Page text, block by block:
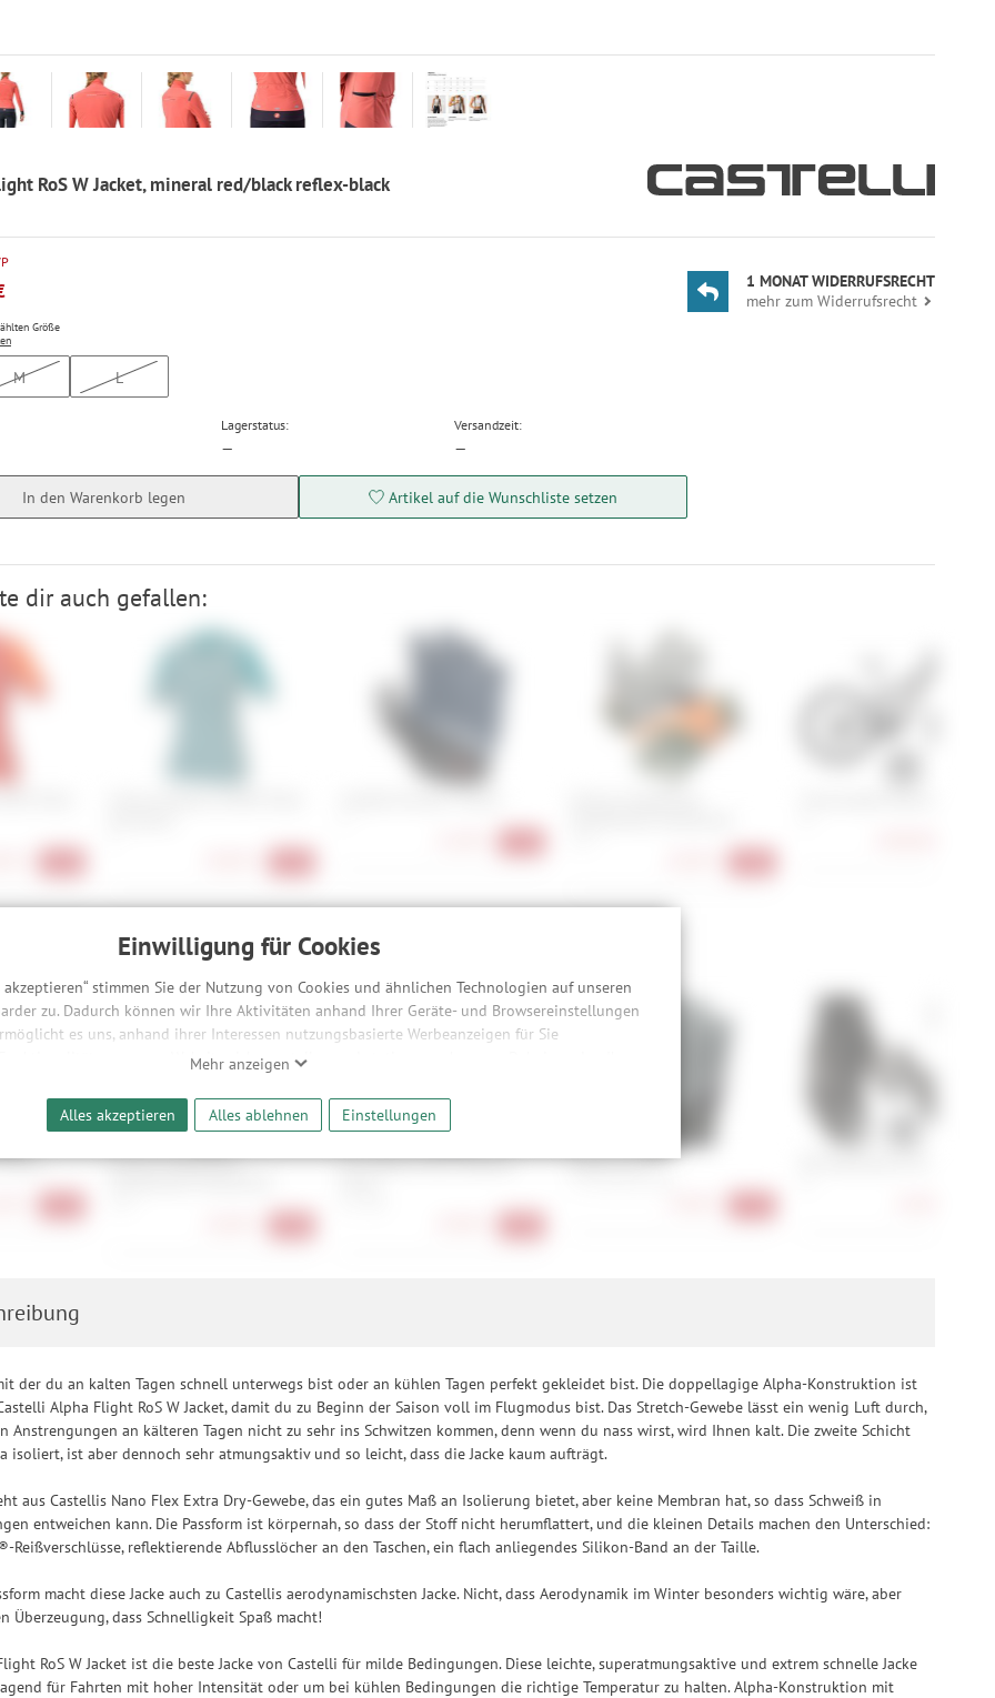
Einwilligung für Cookies
stimmen Sie der Nutzung von Cookies und ähnlichen Technologien auf unseren
zu. Dadurch können wir Ihre Aktivitäten anhand Ihrer Geräte- und Browsereinstellungen
es uns, anhand ihrer Interessen nutzungsbasierte Werbeanzeigen für Sie
unserer Website sicherzustellen und stetig zu verbessern. Dabei werden Ihre
und Werbepartner weitergegeben. Die Verarbeitung erfolgt ausschließlich zum Zwecke
Inhalten und der Durchführung von statistischer Analyse, Reichweitenmessungen,
und nutzungsbasierter Werbung. Informationen zu den einzelnen Funktionen, den
nicht erforderlich und gilt, bis sie widerrufen wird. Sie können Ihre Einwilligung unter
für bestimmte Drittanbieter erteilen und jederzeit für die Zukunft widerrufen.
Mehr anzeigen
Alles akzeptieren Alles ablehnen Einstellungen
RoS W Jacket, mineral red/black reflex-black
Größe
M L
Lagerstatus:
—
Versandzeit:
—
In den Warenkorb legen Artikel auf die Wunschliste setzen
1 MONAT WIDERRUFSRECHT
mehr zum Widerrufsrecht
dir auch gefallen:
Handschuhe passend zur Jacke:
Endura SingleTrack
Fox Defend Wind Offroad
Roeckl Icon 2
der du an kalten Tagen schnell unterwegs bist oder an kühlen Tagen perfekt gekleidet bist. Die doppellagige Alpha-Konstruktion ist
Alpha Flight RoS W Jacket, damit du zu Beginn der Saison voll im Flugmodus bist. Das Stretch-Gewebe lässt ein wenig Luft durch,
Anstrengungen an kälteren Tagen nicht zu sehr ins Schwitzen kommen, denn wenn du nass wirst, wird Ihnen kalt. Die zweite Schicht
isoliert, ist aber dennoch sehr atmungsaktiv und so leicht, dass die Jacke kaum aufträgt.
aus Castellis Nano Flex Extra Dry-Gewebe, das ein gutes Maß an Isolierung bietet, aber keine Membran hat, so dass Schweiß in
entweichen kann. Die Passform ist körpernah, so dass der Stoff nicht herumflattert, und die kleinen Details machen den Unterschied:
Reißverschlüsse, reflektierende Abflusslöcher an den Taschen, ein flach anliegendes Silikon-Band an der Taille.
macht diese Jacke auch zu Castellis aerodynamischsten Jacke. Nicht, dass Aerodynamik im Winter besonders wichtig wäre, aber
Überzeugung, dass Schnelligkeit Spaß macht!
RoS W Jacket ist die beste Jacke von Castelli für milde Bedingungen. Diese leichte, superatmungsaktive und extrem schnelle Jacke
für Fahrten mit hoher Intensität oder um bei kühlen Bedingungen die richtige Temperatur zu halten. Alpha-Konstruktion mit